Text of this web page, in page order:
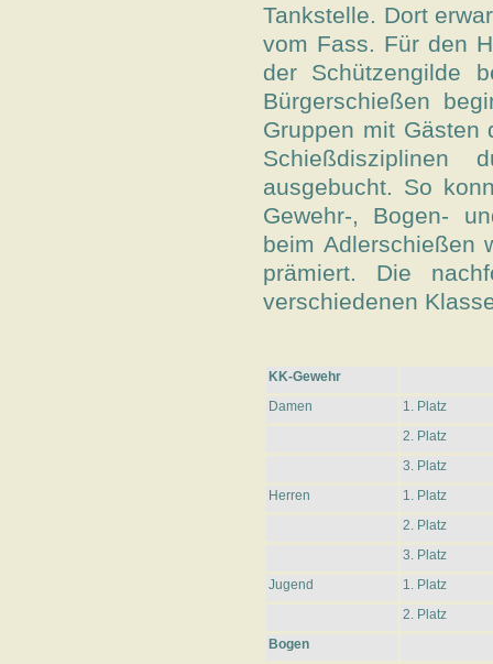
Tankstelle. Dort
vom Fass. Für den
der Schützengilde
Bürgerschießen
Gruppen mit Gästen
Schießdisziplinen
ausgebucht. So
Gewehr-, Bogen-
beim Adlerschießen
prämiert. Die
verschiedenen
KK-Gewehr
Damen
1. Platz
2. Platz
3. Platz
Herren
1. Platz
2. Platz
3. Platz
Jugend
1. Platz
2. Platz
Bogen